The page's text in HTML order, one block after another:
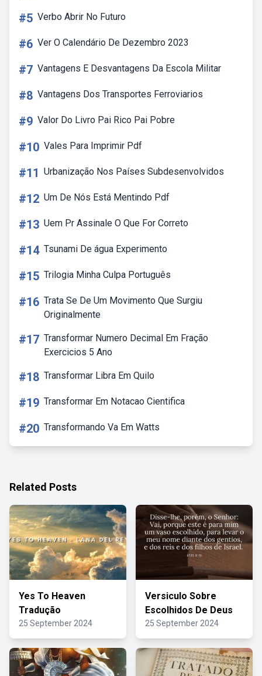
#5 Verbo Abrir No Futuro
#6 Ver O Calendário De Dezembro 2023
#7 Vantagens E Desvantagens Da Escola Militar
#8 Vantagens Dos Transportes Ferroviarios
#9 Valor Do Livro Pai Rico Pai Pobre
#10 Vales Para Imprimir Pdf
#11 Urbanização Nos Países Subdesenvolvidos
#12 Um De Nós Está Mentindo Pdf
#13 Uem Pr Assinale O Que For Correto
#14 Tsunami De água Experimento
#15 Trilogia Minha Culpa Português
#16 Trata Se De Um Movimento Que Surgiu
Originalmente
#17 Transformar Numero Decimal Em Fração
Exercicios 5 Ano
#18 Transformar Libra Em Quilo
#19 Transformar Em Notacao Cientifica
#20 Transformando Va Em Watts
Related Posts
Yes To Heaven
Tradução
25 September 2024
Versiculo Sobre
Escolhidos De Deus
25 September 2024